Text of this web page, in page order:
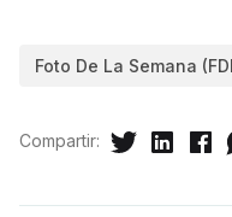
Foto De La Semana
Compartir: